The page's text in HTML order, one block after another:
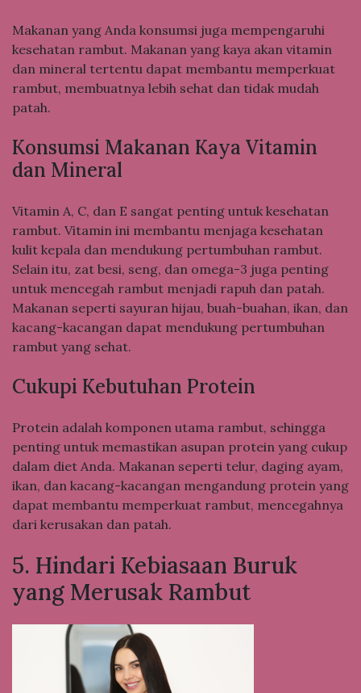
Makanan yang Anda konsumsi juga mempengaruhi
kesehatan rambut. Makanan yang kaya akan vitamin
dan mineral tertentu dapat membantu memperkuat
rambut, membuatnya lebih sehat dan tidak mudah
patah.
Konsumsi Makanan Kaya Vitamin
dan Mineral
Vitamin A, C, dan E sangat penting untuk kesehatan
rambut. Vitamin ini membantu menjaga kesehatan
kulit kepala dan mendukung pertumbuhan rambut.
Selain itu, zat besi, seng, dan omega-3 juga penting
untuk mencegah rambut menjadi rapuh dan patah.
Makanan seperti sayuran hijau, buah-buahan, ikan, dan
kacang-kacangan dapat mendukung pertumbuhan
rambut yang sehat.
Cukupi Kebutuhan Protein
Protein adalah komponen utama rambut, sehingga
penting untuk memastikan asupan protein yang cukup
dalam diet Anda. Makanan seperti telur, daging ayam,
ikan, dan kacang-kacangan mengandung protein yang
dapat membantu memperkuat rambut, mencegahnya
dari kerusakan dan patah.
5. Hindari Kebiasaan Buruk
yang Merusak Rambut